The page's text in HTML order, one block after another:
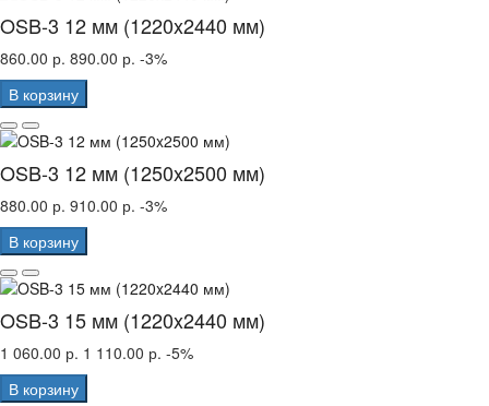
OSB-3 12 мм (1220x2440 мм)
860.00 р. 890.00 р. -3%
В корзину
OSB-3 12 мм (1250x2500 мм)
880.00 р. 910.00 р. -3%
В корзину
OSB-3 15 мм (1220x2440 мм)
1 060.00 р. 1 110.00 р. -5%
В корзину